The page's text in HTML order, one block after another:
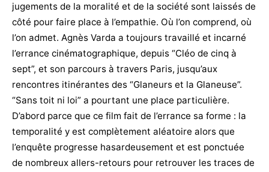
jugements de la moralité et de la société sont laissés de
côté pour faire place à l’empathie. Où l’on comprend, où
l’on admet. Agnès Varda a toujours travaillé et incarné
l’errance cinématographique, depuis “Cléo de cinq à
sept”, et son parcours à travers Paris, jusqu’aux
rencontres itinérantes des “Glaneurs et la Glaneuse”.
“Sans toit ni loi” a pourtant une place particulière.
D’abord parce que ce film fait de l’errance sa forme : la
temporalité y est complètement aléatoire alors que
l’enquête progresse hasardeusement et est ponctuée
de nombreux allers-retours pour retrouver les traces de